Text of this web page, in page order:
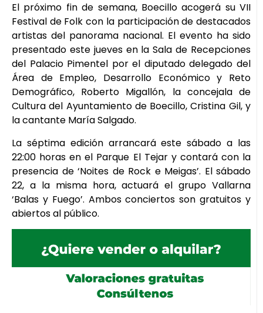
El próximo fin de semana, Boecillo acogerá su VII
Festival de Folk con la participación de destacados
artistas del panorama nacional. El evento ha sido
presentado este jueves en la Sala de Recepciones
del Palacio Pimentel por el diputado delegado del
Área de Empleo, Desarrollo Económico y Reto
Demográfico, Roberto Migallón, la concejala de
Cultura del Ayuntamiento de Boecillo, Cristina Gil, y
la cantante María Salgado.
La séptima edición arrancará este sábado a las
22:00 horas en el Parque El Tejar y contará con la
presencia de ‘Noites de Rock e Meigas’. El sábado
22, a la misma hora, actuará el grupo Vallarna
‘Balas y Fuego’. Ambos conciertos son gratuitos y
abiertos al público.